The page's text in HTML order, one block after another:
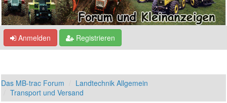
Anmelden Registrieren
Das MB-trac Forum
Landtechnik Allgemein
Transport und Versand